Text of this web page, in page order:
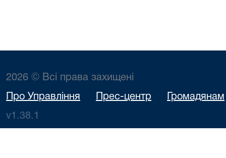
2026 © Всі права захищені
Про Управління Прес-центр Громадянам
v1.38.1